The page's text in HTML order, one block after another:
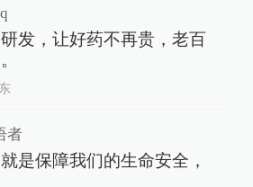
发，让好药不再贵，老百
者
是保障我们的生命安全，